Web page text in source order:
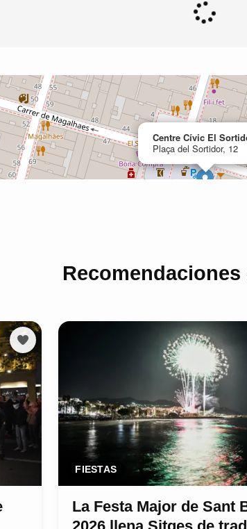
FIESTAS
La Festa Major de Sant